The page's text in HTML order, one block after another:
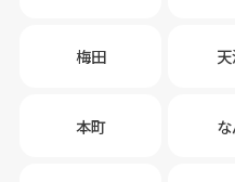
梅田
本町